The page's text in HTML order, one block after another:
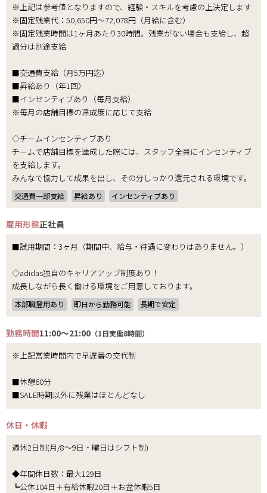
※上記は参考値となりますので、経験・スキルを考慮の上決定します
※固定残業代：50,650円～72,078円（月給に含む）
※固定残業時間は1ヶ月あたり30時間。残業がない場合も支給し、超
過分は別途支給
■交通費支給（月5万円迄）
■昇給あり（年1回）
■インセンティブあり（毎月支給）
※毎月の店舗目標の達成度に応じて支給
◇チームインセンティブあり
チームで店舗目標を達成した際には、スタッフ全員にインセンティブ
を支給します。
みんなで協力して成果を出し、その分しっかり還元される環境です。
交通費一部支給 昇給あり インセンティブあり
雇用形態正社員
■試用期間：3ヶ月（期間中、給与・待遇に変わりはありません。）
◇adidas独自のキャリアアップ制度あり！
成長しながら長く働ける環境をご用意しております。
本部職登用あり 即日から勤務可能 長期で安定
勤務時間11:00～21:00 （1日実働8時間）
※上記営業時間内で早遅番の交代制
■休憩60分
■SALE時期以外に残業はほとんどなし
休日・休暇
週休2日制(月/8～9日・曜日はシフト制)
◆年間休日数：最大129日
┗公休104日＋有給休暇20日＋お盆休暇5日